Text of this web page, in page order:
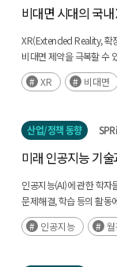
비대면 시대의 국내
XR(Extended Reality, 확
비대면 제약을 극복할 수
일상생활과 업무 영역으
유통 등(후략)
XR 비대면
산업/정책 동향 SPRi
미래 인공지능 기
인공지능(AI)에 관한 학자
문제해결, 학습 등의 활동
행위를 가능하게 하는 계
인공지능